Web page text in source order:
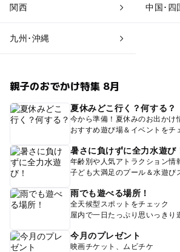
関西 中国･四
九州･沖縄
親子のおでかけ特集 8月
夏休みどこ行く？何する？
今から準備！夏休みのお出かけ
おすすめ遊び場＆イベントをチ
暑さに負けずに全力水遊び
年齢別や人気アトラクション情
子ども大満足のプール＆水遊び
雨でも遊べる場所！
全天候型スポットをチェック
屋内で一日たっぷり思いっきり
今月のプレゼント
映画チケット、ムビチケ